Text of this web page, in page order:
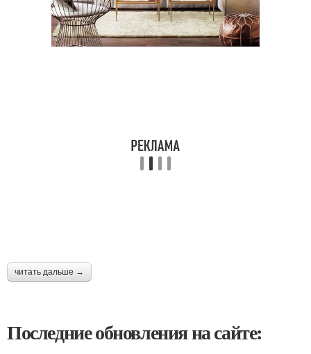
читать дальше →
Последние обновления на сайте: